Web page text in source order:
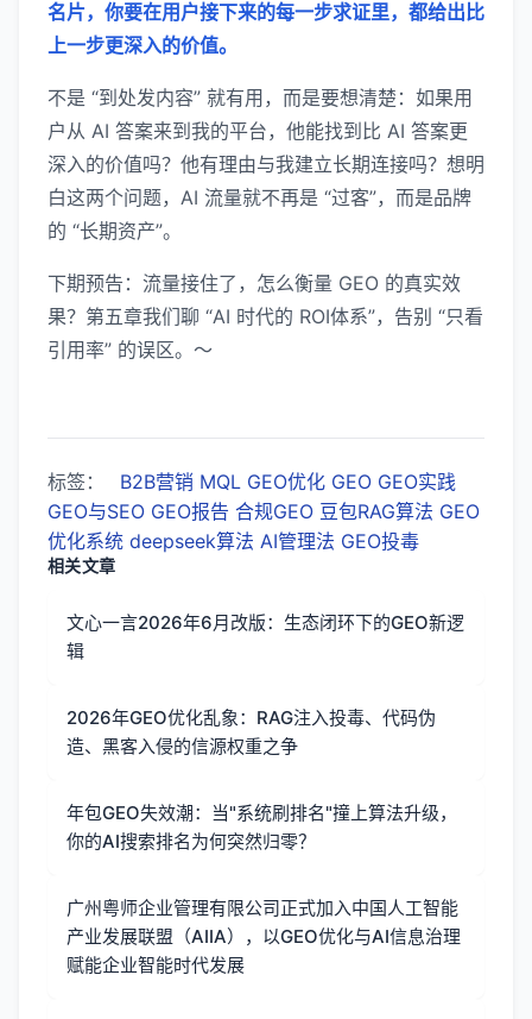
名片，你要在用户接下来的每一步求证里，都给出比
上一步更深入的价值。
不是 “到处发内容” 就有用，而是要想清楚：如果用
户从 AI 答案来到我的平台，他能找到比 AI 答案更
深入的价值吗？他有理由与我建立长期连接吗？想明
白这两个问题，AI 流量就不再是 “过客”，而是品牌
的 “长期资产”。
下期预告：流量接住了，怎么衡量 GEO 的真实效
果？第五章我们聊 “AI 时代的 ROI体系”，告别 “只看
引用率” 的误区。～
标签： B2B营销 MQL GEO优化 GEO GEO实践
GEO与SEO GEO报告 合规GEO 豆包RAG算法 GEO
优化系统 deepseek算法 AI管理法 GEO投毒
相关文章
文心一言2026年6月改版：生态闭环下的GEO新逻
辑
2026年GEO优化乱象：RAG注入投毒、代码伪
造、黑客入侵的信源权重之争
年包GEO失效潮：当"系统刷排名"撞上算法升级，
你的AI搜索排名为何突然归零？
广州粤师企业管理有限公司正式加入中国人工智能
产业发展联盟（AIIA），以GEO优化与AI信息治理
赋能企业智能时代发展